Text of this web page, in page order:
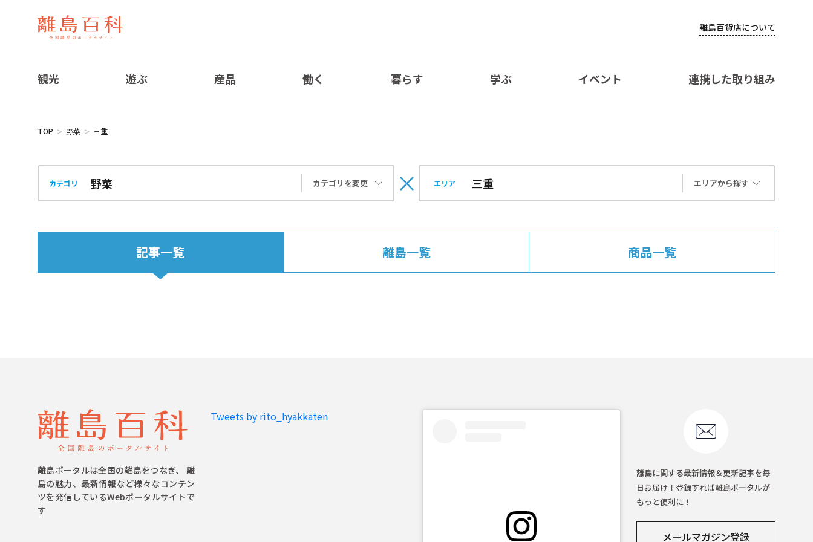
離島百貨店について
観光 遊ぶ 産品 働く 暮らす 学ぶ イベント 連携した取り組み
TOP 野菜 三重
カテゴリ カテゴリを変更 エリア エリアから探す
記事一覧 離島一覧 商品一覧
離島ポータルは全国の離島をつなぎ、 離
島の魅力、最新情報など様々なコンテン
ツを発信しているWebポータルサイトで
す
Tweets by rito_hyakkaten
離島に関する最新情報＆更新記事を毎
日お届け！登録すれば離島ポータルが
もっと便利に！
メールマガジン登録